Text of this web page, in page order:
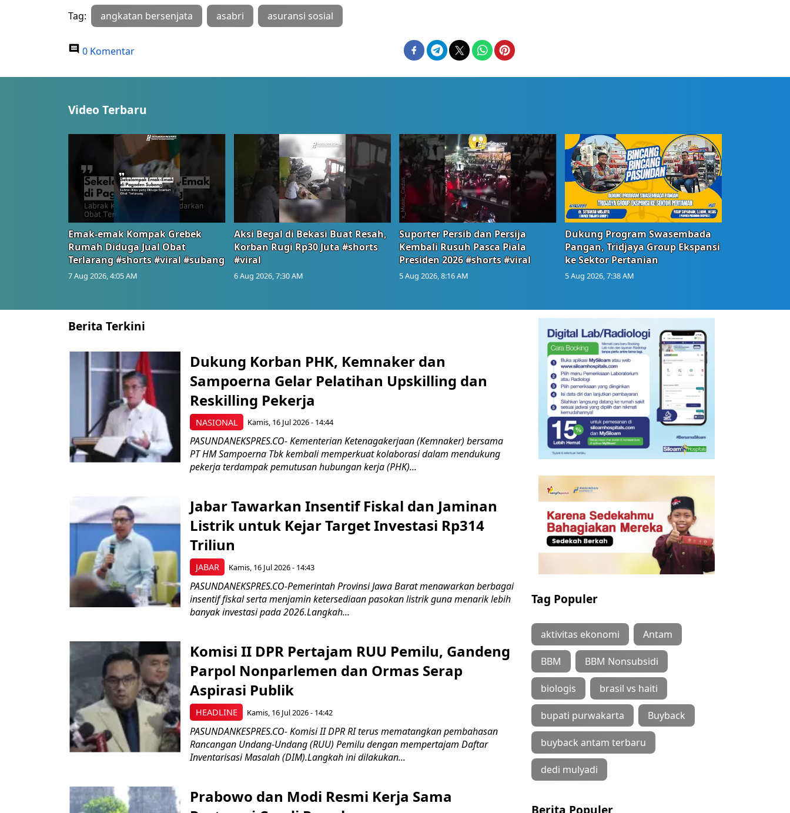
Tag: angkatan bersenjata asabri asuransi sosial
0 Komentar
Video Terbaru
Emak-emak Kompak Grebek
Rumah Diduga Jual Obat
Terlarang #shorts #viral #subang
7 Aug 2026, 4:05 AM
Aksi Begal di Bekasi Buat Resah,
Korban Rugi Rp30 Juta #shorts
#viral
6 Aug 2026, 7:30 AM
Suporter Persib dan Persija
Kembali Rusuh Pasca Piala
Presiden 2026 #shorts #viral
5 Aug 2026, 8:16 AM
Dukung Program Swasembada
Pangan, Tridjaya Group Ekspansi
ke Sektor Pertanian
5 Aug 2026, 7:38 AM
Berita Terkini
NASIONAL
Dukung Korban PHK, Kemnaker dan
Sampoerna Gelar Pelatihan Upskilling dan
Reskilling Pekerja
Kamis, 16 Jul 2026 - 14:44
PASUNDANEKSPRES.CO- Kementerian Ketenagakerjaan (Kemnaker) bersama
PT HM Sampoerna Tbk kembali memperkuat kolaborasi dalam mendukung
pekerja terdampak pemutusan hubungan kerja (PHK)...
JABAR
Jabar Tawarkan Insentif Fiskal dan Jaminan
Listrik untuk Kejar Target Investasi Rp314
Triliun
Kamis, 16 Jul 2026 - 14:43
PASUNDANEKSPRES.CO-Pemerintah Provinsi Jawa Barat menawarkan berbagai
insentif fiskal serta menjamin ketersediaan pasokan listrik guna menarik lebih
banyak investasi pada 2026.Langkah...
HEADLINE
Komisi II DPR Pertajam RUU Pemilu, Gandeng
Parpol Nonparlemen dan Ormas Serap
Aspirasi Publik
Kamis, 16 Jul 2026 - 14:42
PASUNDANKESPRES.CO- Komisi II DPR RI terus mematangkan pembahasan
Rancangan Undang-Undang (RUU) Pemilu dengan mempertajam Daftar
Inventarisasi Masalah (DIM).Langkah ini dilakukan...
Prabowo dan Modi Resmi Kerja Sama
Tag Populer
aktivitas ekonomi Antam
BBM BBM Nonsubsidi
biologis brasil vs haiti
bupati purwakarta Buyback
buyback antam terbaru
dedi mulyadi